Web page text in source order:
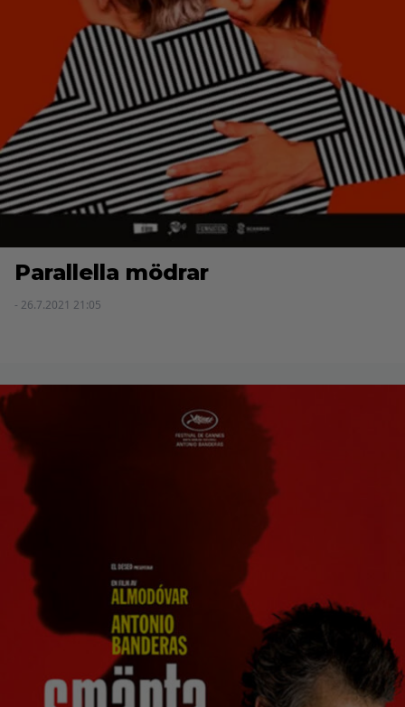
Parallella mödrar
- 26.7.2021 21:05